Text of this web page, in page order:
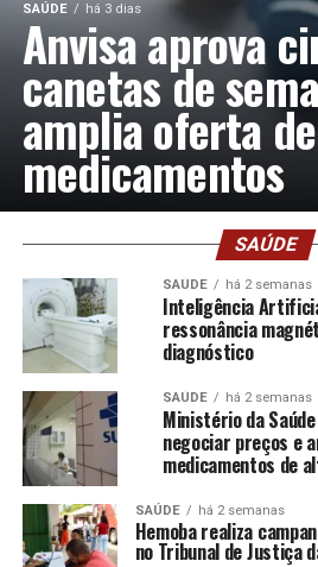
SAÚDE há 3 dias
Anvisa aprova
canetas de
amplia oferta de
medicamentos
SAÚDE
SAÚDE há 2 semanas
Inteligência
ressonância
diagnóstico
SAÚDE há 2 semanas
Ministério da
negociar preços e
medicamentos de
SAÚDE há 2 semanas
Hemoba realiza
no Tribunal de Justiça